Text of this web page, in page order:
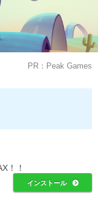
PR：Peak Games
！！
インストール